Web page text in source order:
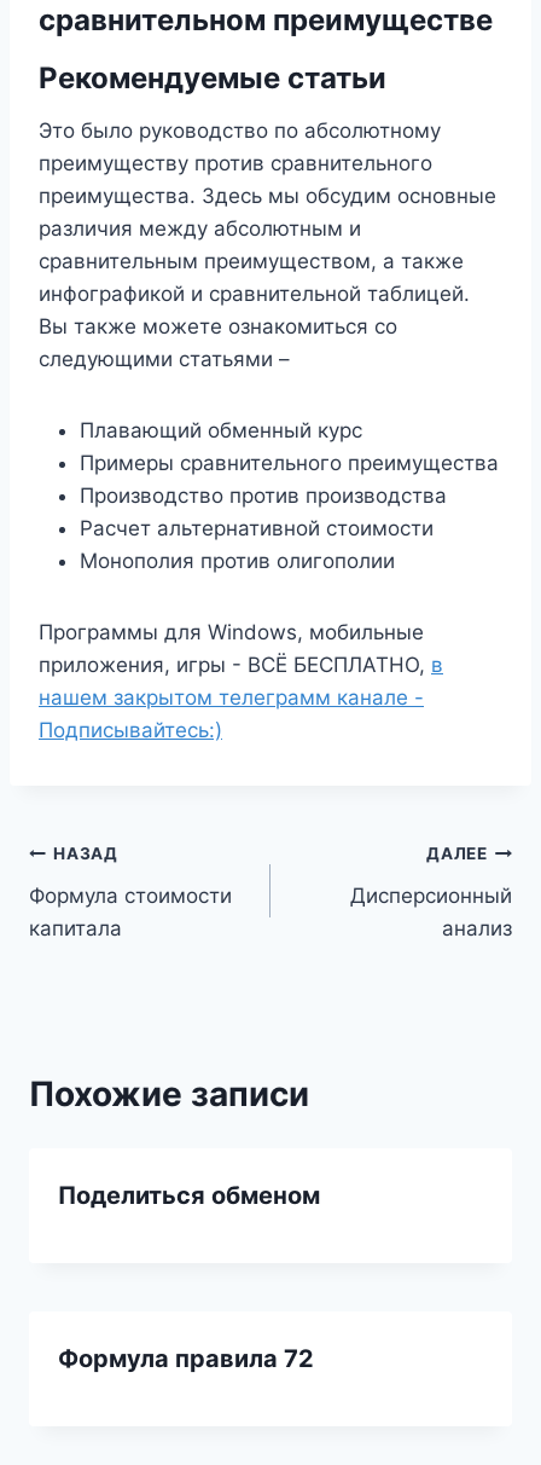
сравнительном преимуществе
Рекомендуемые статьи
Это было руководство по абсолютному
преимуществу против сравнительного
преимущества. Здесь мы обсудим основные
различия между абсолютным и
сравнительным преимуществом, а также
инфографикой и сравнительной таблицей.
Вы также можете ознакомиться со
следующими статьями –
Плавающий обменный курс
Примеры сравнительного преимущества
Производство против производства
Расчет альтернативной стоимости
Монополия против олигополии
Программы для Windows, мобильные
приложения, игры - ВСЁ БЕСПЛАТНО, в
нашем закрытом телеграмм канале -
Подписывайтесь:)
Навигация
по
НАЗАД
Формула стоимости
капитала
ДАЛЕЕ
Дисперсионный
анализ
Похожие записи
Поделиться обменом
Формула правила 72